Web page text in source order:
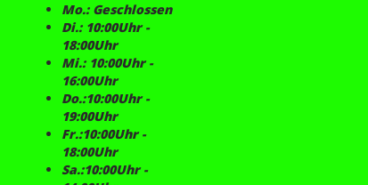
Mo.: Geschlossen
Di.: 10:00Uhr -
18:00Uhr
Mi.: 10:00Uhr -
16:00Uhr
Do.:10:00Uhr -
19:00Uhr
Fr.:10:00Uhr -
18:00Uhr
Sa.:10:00Uhr -